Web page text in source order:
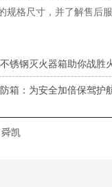
规格尺寸，并了解售后
锈钢灭火器箱助你战胜
箱：为安全加倍保驾护
舜凯